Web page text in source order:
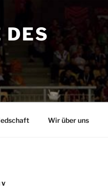
DES
Wir über uns